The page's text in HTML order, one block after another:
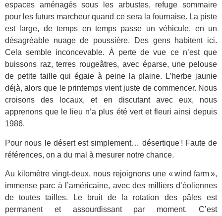
espaces aménagés sous les arbustes, refuge sommaire
pour les futurs marcheur quand ce sera la fournaise. La piste
est large, de temps en temps passe un véhicule, en un
désagréable nuage de poussière. Des gens habitent ici.
Cela semble inconcevable. À perte de vue ce n’est que
buissons raz, terres rougeâtres, avec éparse, une pelouse
de petite taille qui égaie à peine la plaine. L’herbe jaunie
déjà, alors que le printemps vient juste de commencer. Nous
croisons des locaux, et en discutant avec eux, nous
apprenons que le lieu n’a plus été vert et fleuri ainsi depuis
1986.
Pour nous le désert est simplement… désertique ! Faute de
références, on a du mal à mesurer notre chance.
Au kilomètre vingt-deux, nous rejoignons une « wind farm »,
immense parc à l’américaine, avec des milliers d’éoliennes
de toutes tailles. Le bruit de la rotation des pâles est
permanent et assourdissant par moment. C’est